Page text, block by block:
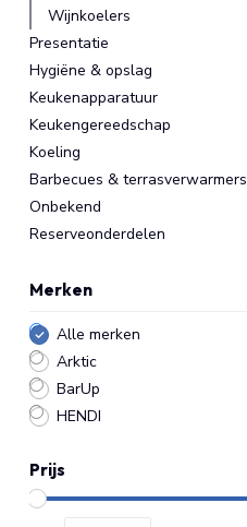
Wijnkoelers
Presentatie
Hygiëne & opslag
Keukenapparatuur
Keukengereedschap
Koeling
Barbecues & terrasverwarmers
Onbekend
Reserveonderdelen
Merken
Alle merken
Arktic
BarUp
HENDI
Prijs